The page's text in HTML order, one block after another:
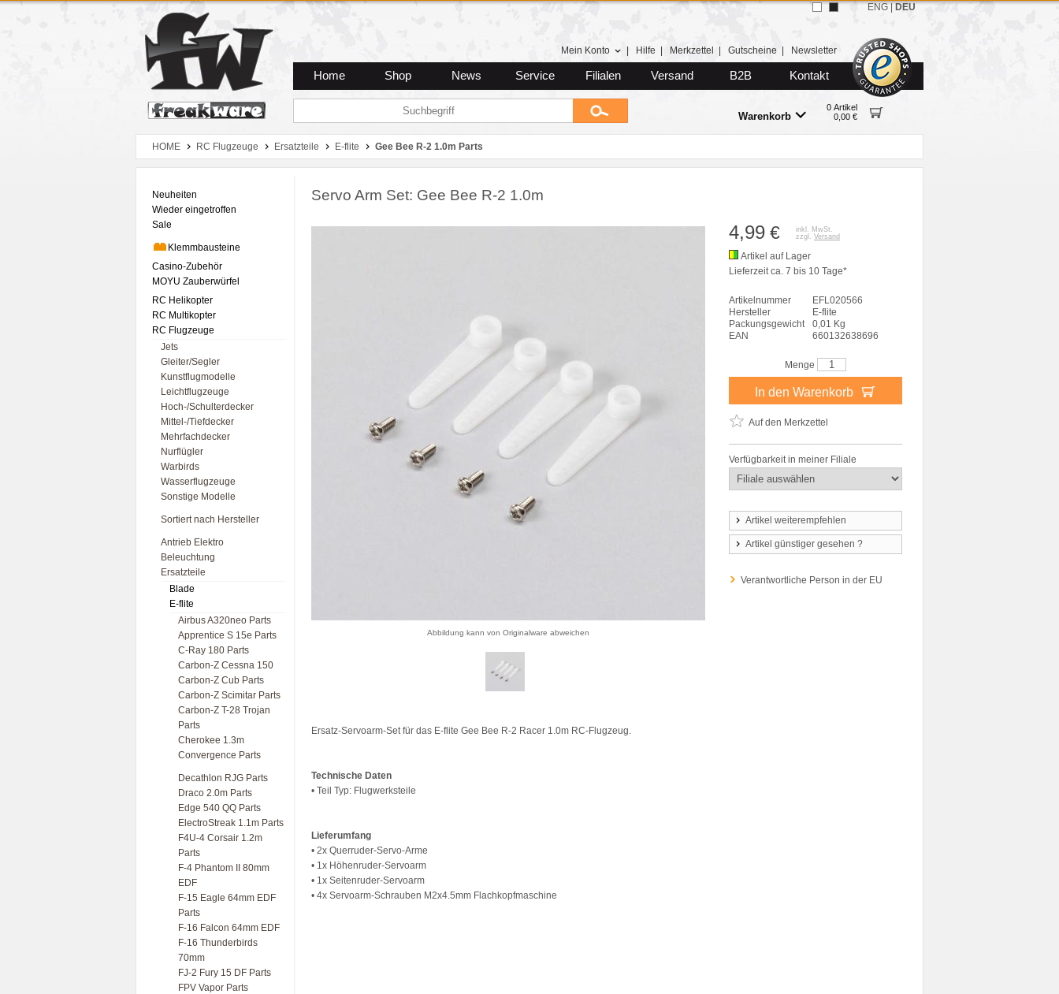
Zum Hauptmenue
Zum Seiteninhalt
Zum Warenkob
Mein Konto Hilfe Merkzettel Gutscheine Newsletter
Home Shop News Service Filialen Versand B2B Kontakt
Warenkorb
0 Artikel
0,00 €
ENG DEU
HOME RC Flugzeuge Ersatzteile E-flite Gee Bee R-2 1.0m Parts
Neuheiten
Wieder eingetroffen
Sale
Klemmbausteine
Casino-Zubehör
MOYU Zauberwürfel
RC Helikopter
RC Multikopter
RC Flugzeuge
Jets
Gleiter/Segler
Kunstflugmodelle
Leichtflugzeuge
Hoch-/Schulterdecker
Mittel-/Tiefdecker
Mehrfachdecker
Nurflügler
Warbirds
Wasserflugzeuge
Sonstige Modelle
Sortiert nach Hersteller
Antrieb Elektro
Beleuchtung
Ersatzteile
Blade
E-flite
Airbus A320neo Parts
Apprentice S 15e Parts
C-Ray 180 Parts
Carbon-Z Cessna 150
Carbon-Z Cub Parts
Carbon-Z Scimitar Parts
Carbon-Z T-28 Trojan
Parts
Cherokee 1.3m
Convergence Parts
Decathlon RJG Parts
Draco 2.0m Parts
Edge 540 QQ Parts
ElectroStreak 1.1m Parts
F4U-4 Corsair 1.2m
Parts
F-4 Phantom II 80mm
EDF
F-15 Eagle 64mm EDF
Parts
F-16 Falcon 64mm EDF
F-16 Thunderbirds
70mm
FJ-2 Fury 15 DF Parts
FPV Vapor Parts
Servo Arm Set: Gee Bee R-2 1.0m
Abbildung kann von Originalware abweichen
Ersatz-Servoarm-Set für das E-flite Gee Bee R-2 Racer 1.0m RC-Flugzeug.
Technische Daten
• Teil Typ: Flugwerksteile
Lieferumfang
• 2x Querruder-Servo-Arme
• 1x Höhenruder-Servoarm
• 1x Seitenruder-Servoarm
• 4x Servoarm-Schrauben M2x4.5mm Flachkopfmaschine
4,99 €
inkl. MwSt.
zzgl. Versand
Artikel auf Lager
Lieferzeit ca. 7 bis 10 Tage*
Artikelnummer
EFL020566
Hersteller
E-flite
Packungsgewicht
0,01 Kg
EAN
660132638696
Menge
In den Warenkorb
Auf den Merkzettel
Verfügbarkeit in meiner Filiale
Artikel weiterempfehlen
Artikel günstiger gesehen ?
Verantwortliche Person in der EU